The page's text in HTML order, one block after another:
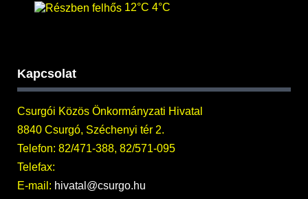
12°C 4°C
Kapcsolat
Csurgói Közös Önkormányzati Hivatal
8840 Csurgó, Széchenyi tér 2.
Telefon: 82/471-388, 82/571-095
Telefax:
E-mail: hivatal@csurgo.hu